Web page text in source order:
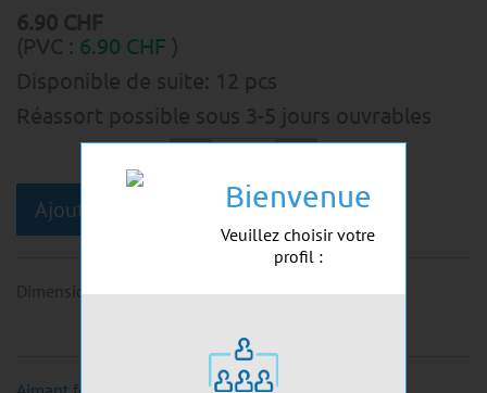
Bienvenue
Veuillez choisir votre
profil :
6.90 CHF
Ajouter au panier
Dimensions:~5x4cm